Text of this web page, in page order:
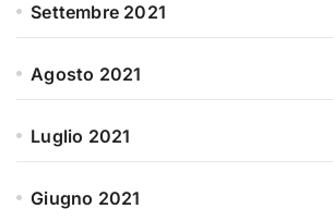
Settembre 2021
Agosto 2021
Luglio 2021
Giugno 2021